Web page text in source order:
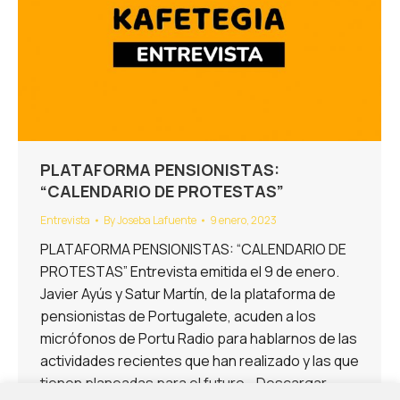
PLATAFORMA PENSIONISTAS:
“CALENDARIO DE PROTESTAS”
Entrevista ByJoseba Lafuente 9 enero, 2023
PLATAFORMA PENSIONISTAS: “CALENDARIO DE
PROTESTAS” Entrevista emitida el 9 de enero.
Javier Ayús y Satur Martín, de la plataforma de
pensionistas de Portugalete, acuden a los
micrófonos de Portu Radio para hablarnos de las
actividades recientes que han realizado y las que
tienen planeadas para el futuro. Descargar